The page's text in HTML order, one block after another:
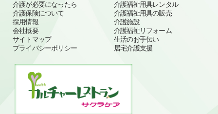
介護が必要になったら
介護保険について
採用情報
会社概要
サイトマップ
プライバシーポリシー
介護福祉用具レンタル
介護福祉用具の販売
介護施設
介護福祉リフォーム
生活のお手伝い
居宅介護支援